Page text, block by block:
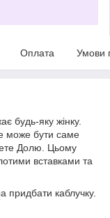
Оплата Умови
будь-яку жінку.
може бути саме
Долю. Цьому
вставками та
придбати каблучку.